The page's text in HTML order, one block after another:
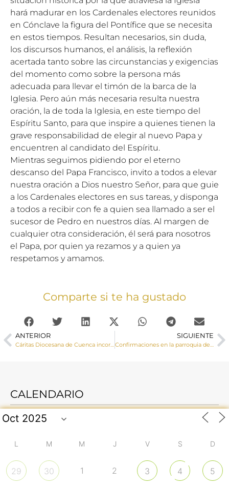
hará madurar en los Cardenales electores reunidos
en Cónclave la figura del Pontífice que se necesita
en estos tiempos. Resultan necesarios, sin duda,
los discursos humanos, el análisis, la reflexión
acertada tanto sobre las circunstancias y exigencias
del momento como sobre la persona más
adecuada para llevar el timón de la barca de la
Iglesia. Pero aún más necesaria resulta nuestra
oración, la de toda la Iglesia, en este tiempo del
Espíritu Santo, para que inspire a quienes tienen la
grave responsabilidad de elegir al nuevo Papa y
encuentren al candidato del Espíritu.
Mientras seguimos pidiendo por el eterno
descanso del Papa Francisco, invito a todos a elevar
nuestra oración a Dios nuestro Señor, para que guie
a los Cardenales electores en sus tareas, y disponga
a todos a recibir con fe a quien sea llamado a ser el
sucesor de Pedro en nuestros días. Al margen de
cualquier otra consideración, él será para nosotros
el Papa, por quien ya rezamos y a quien ya
respetamos y amamos.
Comparte si te ha gustado
ANTERIOR
Cáritas Diocesana de Cuenca incorporó en el mercado de trabajo a 165 personas y acompañó a más de 721 durante 2024
SIGUIENTE
Confirmaciones en la parroquia de El Pedernoso
CALENDARIO
L M M J V S D
29 30 1 2 3 4 5